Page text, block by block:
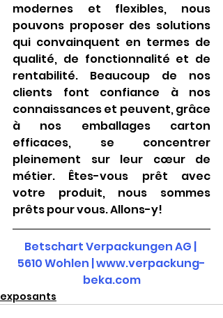
modernes et flexibles, nous
pouvons proposer des solutions
qui convainquent en termes de
qualité, de fonctionnalité et de
rentabilité. Beaucoup de nos
clients font confiance à nos
connaissances et peuvent, grâce
à nos emballages carton
efficaces, se concentrer
pleinement sur leur cœur de
métier. Êtes-vous prêt avec
votre produit, nous sommes
prêts pour vous. Allons-y!
Betschart Verpackungen AG |
5610 Wohlen | www.verpackung-
beka.com
exposants